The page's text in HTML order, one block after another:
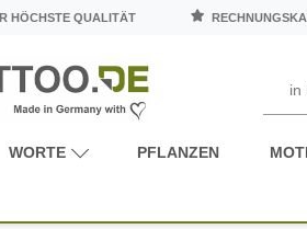
HÖCHSTE QUALITÄT
WORTE PFLANZEN